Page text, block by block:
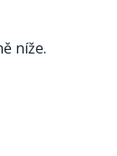
níže.